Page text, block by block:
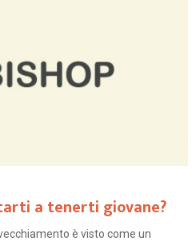
a tenerti giovane?
è visto come un